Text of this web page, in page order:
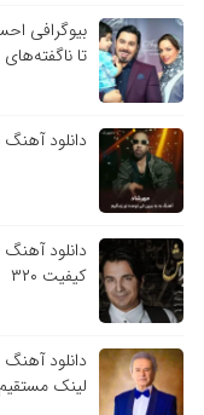
بیوگرافی
تا
دانلود
دانلود
کیفیت ۳۲۰
دانلود
لینک مستقیم